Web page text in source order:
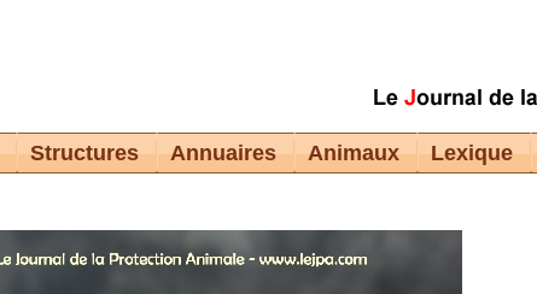
Structures Annuaires Animaux Lexique